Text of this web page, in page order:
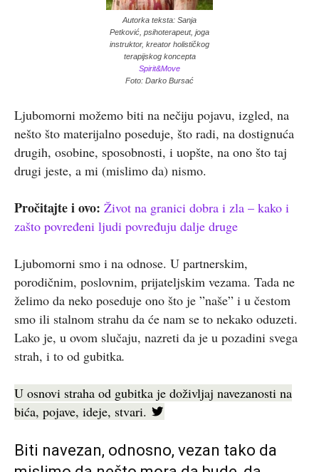
Autorka teksta: Sanja
Petković, psihoterapeut, joga
instruktor, kreator holističkog
terapijskog koncepta
Spirit&Move
Foto: Darko Bursać
Ljubomorni možemo biti na nečiju pojavu, izgled, na
nešto što materijalno poseduje, što radi, na dostignuća
drugih, osobine, sposobnosti, i uopšte, na ono što taj
drugi jeste, a mi (mislimo da) nismo.
Pročitajte i ovo: Život na granici dobra i zla – kako i
zašto povređeni ljudi povređuju dalje druge
Ljubomorni smo i na odnose. U partnerskim,
porodičnim, poslovnim, prijateljskim vezama. Tada ne
želimo da neko poseduje ono što je ”naše” i u čestom
smo ili stalnom strahu da će nam se to nekako oduzeti.
Lako je, u ovom slučaju, nazreti da je u pozadini svega
strah, i to od gubitka.
U osnovi straha od gubitka je doživljaj navezanosti na
bića, pojave, ideje, stvari.
Biti navezan, odnosno, vezan tako da